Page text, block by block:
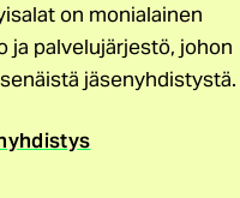
on monialainen
ja palvelujärjestö, johon
jäsenyhdistystä.